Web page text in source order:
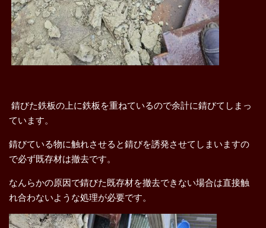
錆びた鉄板の上に鉄板を重ねているので余計に錆びてしまっ
ています。
錆びている物に触れさせると錆びを誘発させてしまいますの
で必ず既存材は撤去です。
なんらかの原因で錆びた既存材を撤去できない場合は直接触
れ合わないような処理が必要です。